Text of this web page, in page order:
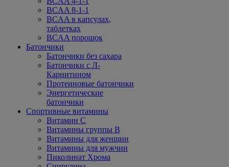
BCAA 8-1-1
BCAA в капсулах,
таблетках
BCAA порошок
Батончики
Батончики без сахара
Батончики с Л-
Карнитином
Протеиновые батончики
Энергетические
батончики
Спортивные витамины
Витамин С
Витамины группы В
Витамины для женщин
Витамины для мужчин
Пиколинат Хрома